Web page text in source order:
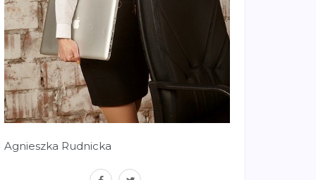
Agnieszka Rudnicka
facebook
twitter